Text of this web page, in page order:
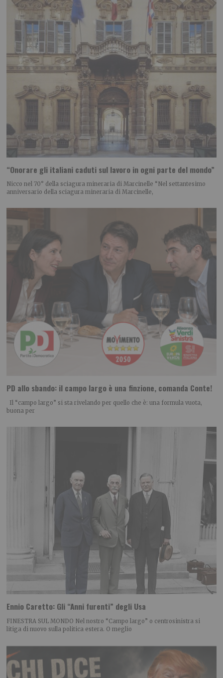
“Onorare gli italiani caduti sul lavoro in ogni parte del mondo”
Nicco nel 70° della sciagura mineraria di Marcinelle “Nel settantesimo
anniversario della sciagura mineraria di Marcinelle,
PD allo sbando: il campo largo è una finzione, comanda Conte!
Il “campo largo” si sta rivelando per quello che è: una formula vuota,
buona per
Ennio Caretto: Gli “Anni furenti” degli Usa
FINESTRA SUL MONDO Nel nostro “Campo largo” o centrosinistra si
litiga di nuovo sulla politica estera. O meglio